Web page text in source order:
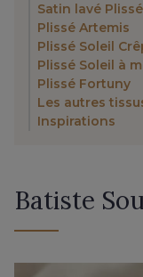
Satin lavé Plissé
Plissé Artemis
Plissé Soleil
Plissé Soleil à
Plissé Fortuny
Les autres
Inspirations
Batiste